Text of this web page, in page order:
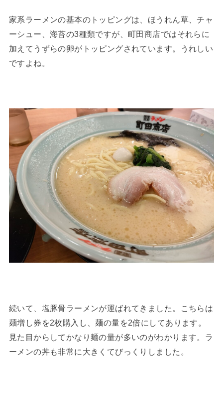
家系ラーメンの基本のトッピングは、ほうれん草、チャ
ーシュー、海苔の3種類ですが、町田商店ではそれらに
加えてうずらの卵がトッピングされています。うれしい
ですよね。
続いて、塩豚骨ラーメンが運ばれてきました。こちらは
麺増し券を2枚購入し、麺の量を2倍にしてあります。
見た目からしてかなり麺の量が多いのがわかります。ラ
ーメンの丼も非常に大きくてびっくりしました。